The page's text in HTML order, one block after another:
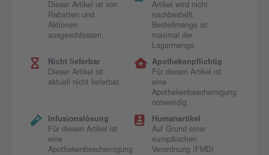
Dieser Artikel ist von
Rabatten und
Aktionen
ausgeschlossen.
Artikel wird nicht
nachbestellt.
Bestellmenge ist
maximal der
Lagermenge.
Nicht lieferbar
Dieser Artikel ist
aktuell nicht lieferbar.
Apothekenpflichtig
Für diesen Artikel ist
eine
Apothekenbescheinigung
notwendig.
Infusionslösung
Für diesen Artikel ist
eine
Apothekenbescheinigung
Humanartikel
Auf Grund einer
europäischen
Verordnung (FMD)